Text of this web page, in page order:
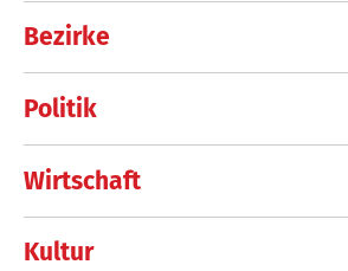
Bezirke
Politik
Wirtschaft
Kultur